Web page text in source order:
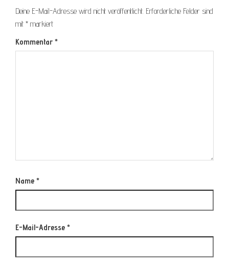
Deine E-Mail-Adresse wird nicht veröffentlicht. Erforderliche Felder sind
mit * markiert
Kommentar *
Name *
E-Mail-Adresse *